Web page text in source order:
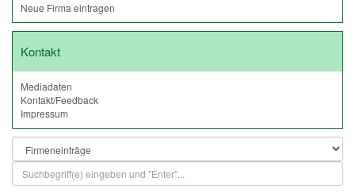
Neue Firma eintragen
Kontakt
Mediadaten
Kontakt/Feedback
Impressum